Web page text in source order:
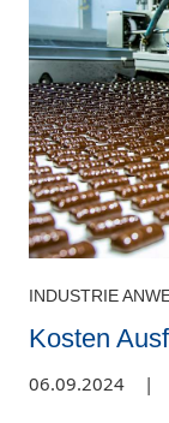
INDUSTRIE
Kosten
06.09.2024 |